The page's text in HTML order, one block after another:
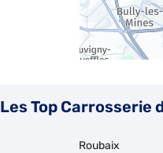
Les Top Carrosserie
Roubaix